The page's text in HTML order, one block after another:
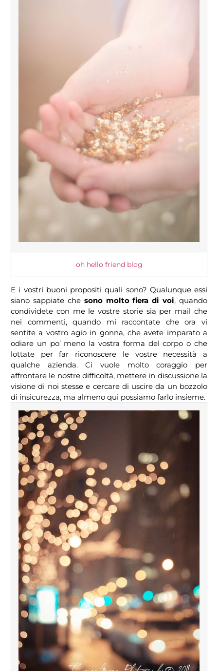
oh hello friend blog
E i vostri buoni propositi quali sono? Qualunque essi
siano sappiate che sono molto fiera di voi, quando
condividete con me le vostre storie sia per mail che
nei commenti, quando mi raccontate che ora vi
sentite a vostro agio in gonna, che avete imparato a
odiare un po’ meno la vostra forma del corpo o che
lottate per far riconoscere le vostre necessità a
qualche azienda. Ci vuole molto coraggio per
affrontare le nostre difficoltà, mettere in discussione la
visione di noi stesse e cercare di uscire da un bozzolo
di insicurezza, ma almeno qui possiamo farlo insieme.